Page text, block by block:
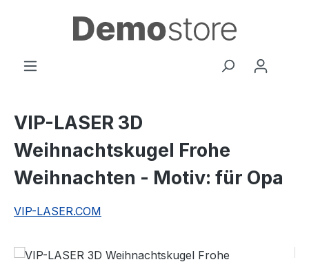
Zum Hauptinhalt springen
VIP-LASER 3D
Weihnachtskugel Frohe
Weihnachten - Motiv: für Opa
VIP-LASER.COM
Bildergalerie überspringen